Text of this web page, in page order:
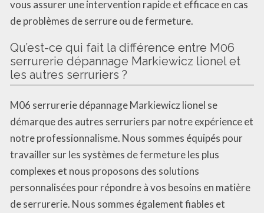
vous assurer une intervention rapide et efficace en cas
de problèmes de serrure ou de fermeture.
Qu’est-ce qui fait la différence entre M06
serrurerie dépannage Markiewicz lionel et
les autres serruriers ?
M06 serrurerie dépannage Markiewicz lionel se
démarque des autres serruriers par notre expérience et
notre professionnalisme. Nous sommes équipés pour
travailler sur les systèmes de fermeture les plus
complexes et nous proposons des solutions
personnalisées pour répondre à vos besoins en matière
de serrurerie. Nous sommes également fiables et